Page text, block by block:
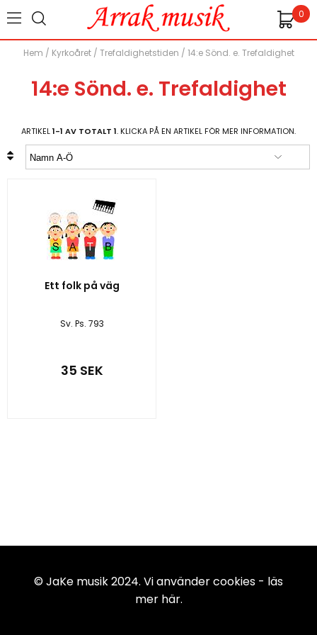
0
Hem / Kyrkoåret/ Trefaldighetstiden / 14:e Sönd. e. Trefaldighet
14:e Sönd. e. Trefaldighet
ARTIKEL1-1 AV TOTALT 1. KLICKA PÅ EN ARTIKEL FÖR MER INFORMATION.
Ett folk på väg
Sv. Ps. 793
35 SEK
© JaKe musik 2024. Vi använder cookies - läs
mer här.